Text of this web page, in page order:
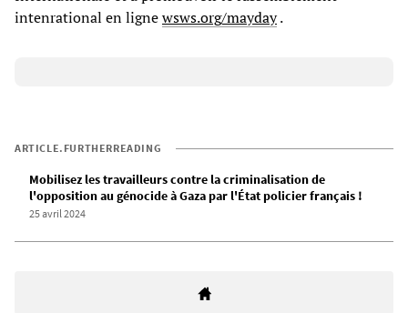
intenrational en lignewsws.org/mayday.
ARTICLE.FURTHERREADING
Mobilisez les travailleurs contre la criminalisation de
l'opposition au génocide à Gaza par l'État policier français !
25 avril 2024